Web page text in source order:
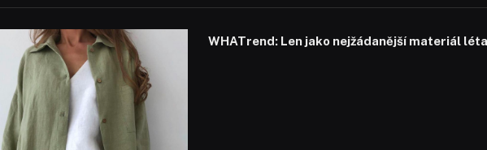
WHATrend: Len jako nejžádanější materiál léta